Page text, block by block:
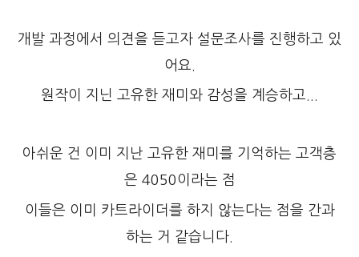
개발 과정에서 의견을 듣고자 설문조사를 진행하고 있
어요.
원작이 지닌 고유한 재미와 감성을 계승하고...
아쉬운 건 이미 지난 고유한 재미를 기억하는 고객층
은 4050이라는 점
이들은 이미 카트라이더를 하지 않는다는 점을 간과
하는 거 같습니다.